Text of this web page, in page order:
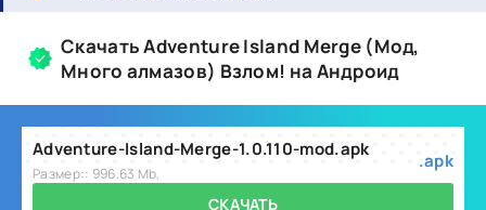
Скачать Adventure Island Merge (Мод,
Много алмазов) Взлом! на Андроид
Adventure-Island-Merge-1.0.110-mod.apk
Размер:: 996.63 Mb,
.apk
СКАЧАТЬ